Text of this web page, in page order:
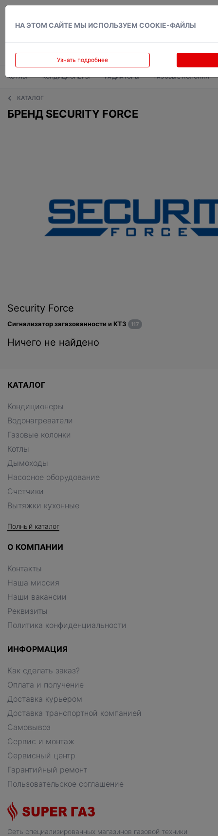
НА ЭТОМ САЙТЕ МЫ ИСПОЛЬЗУЕМ COOKIE-ФАЙЛЫ
Узнать подробнее
КОТЛЫ КОНДИЦИОНЕРЫ РАДИАТОРЫ ГАЗОВЫЕ КОЛОНКИ
КАТАЛОГ
БРЕНД SECURITY FORCE
Security Force
Сигнализатор загазованности и КТЗ 117
Ничего не найдено
Сеть специализированных магазинов газовой техники
КАТАЛОГ
Кондиционеры
Водонагреватели
Газовые колонки
Котлы
Дымоходы
Насосное оборудование
Счетчики
Вытяжки кухонные
Полный каталог
О КОМПАНИИ
Контакты
Наша миссия
Наши вакансии
Реквизиты
Политика конфиденциальности
ИНФОРМАЦИЯ
Как сделать заказ?
Оплата и получение
Доставка курьером
Доставка транспортной компанией
Самовывоз
Сервис и монтаж
Сервисный центр
Гарантийный ремонт
Пользовательское соглашение